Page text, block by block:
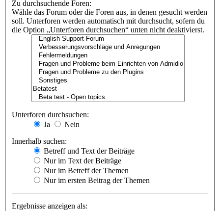
Zu durchsuchende Foren:
Wähle das Forum oder die Foren aus, in denen gesucht werden
soll. Unterforen werden automatisch mit durchsucht, sofern du
die Option „Unterforen durchsuchen“ unten nicht deaktivierst.
Unterforen durchsuchen:
Ja
Nein
Innerhalb suchen:
Betreff und Text der Beiträge
Nur im Text der Beiträge
Nur im Betreff der Themen
Nur im ersten Beitrag der Themen
Ergebnisse anzeigen als: